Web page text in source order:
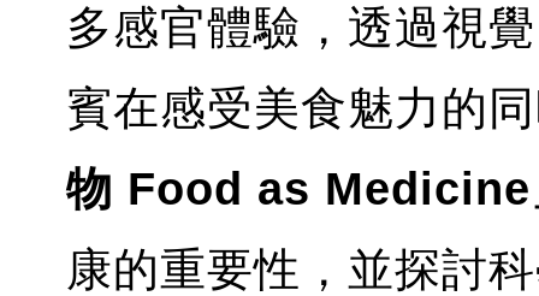
多感官體驗，透過視
賓在感受美食魅力的
物 Food as Medicine
康的重要性，並探討